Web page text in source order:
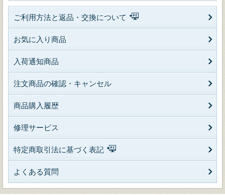
ご利用方法と返品・交換について
お気に入り商品
入荷通知商品
注文商品の確認・キャンセル
商品購入履歴
修理サービス
特定商取引法に基づく表記
よくある質問